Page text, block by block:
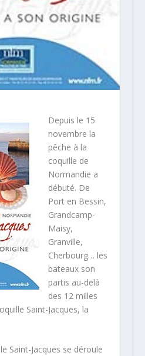
Depuis le 15
novembre la
pêche à la
coquille de
Normandie a
débuté. De
Port en Bessin,
Grandcamp-
Maisy,
Granville,
Cherbourg… les
bateaux son
partis au-delà
des 12 milles
Saint-Jacques, la
Saint-Jacques se déroule